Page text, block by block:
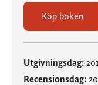
Köp boken
Utgivningsdag:
Recensionsdag: